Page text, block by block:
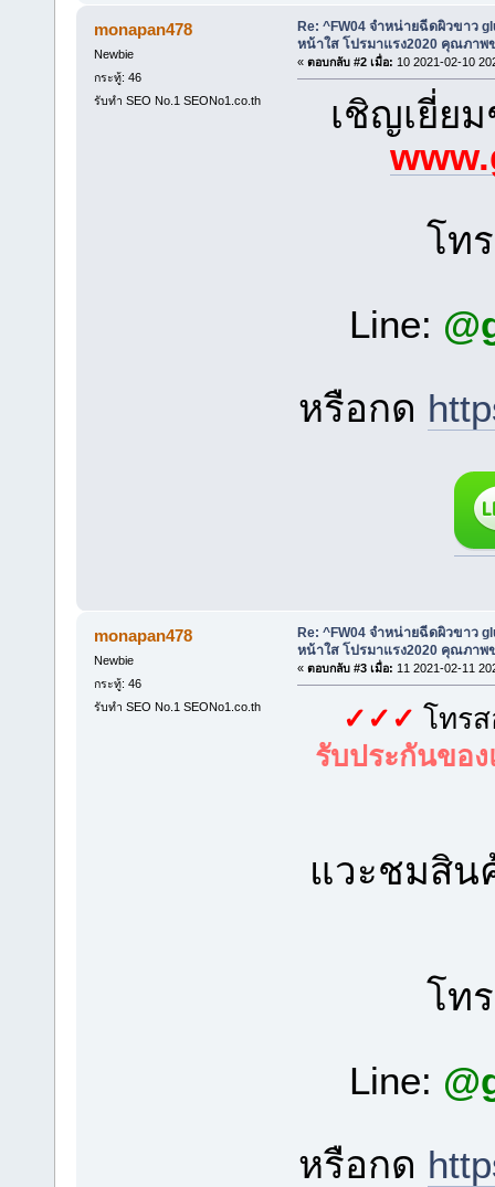
monapan478
Newbie
กระทู้: 46
รับทำ SEO No.1 SEONo1.co.th
Re: ^FW04 จำหน่ายฉีดผิวขาว
หน้าใส โปรมาแรง2020 คุณภาพ
« ตอบกลับ #2 เมื่อ: 10 2021-02-10
เชิญเยี่ย
โท
Line:
หรือกด
monapan478
Newbie
กระทู้: 46
รับทำ SEO No.1 SEONo1.co.th
Re: ^FW04 จำหน่ายฉีดผิวขาว
หน้าใส โปรมาแรง2020 คุณภาพ
« ตอบกลับ #3 เมื่อ: 11 2021-02-11
✓✓✓ โทร
รับประกันขอ
แวะชมสิ
โท
Line:
หรือกด